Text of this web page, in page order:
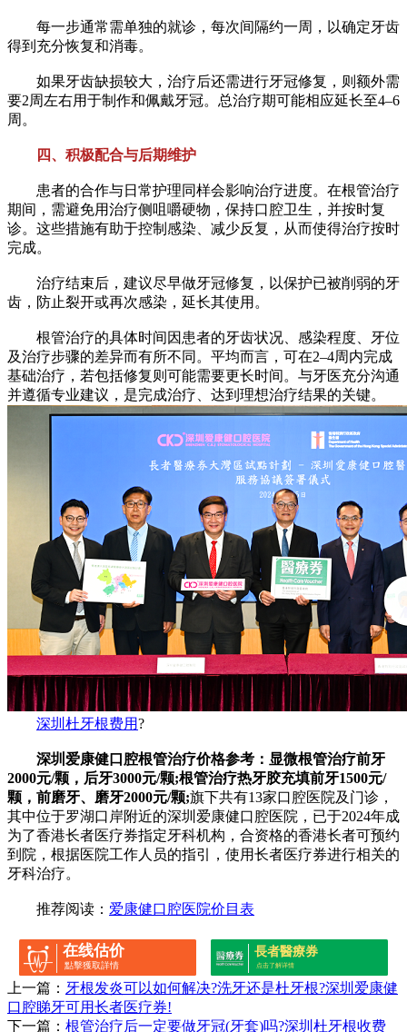
每一步通常需单独的就诊，每次间隔约一周，以确定牙齿
得到充分恢复和消毒。
如果牙齿缺损较大，治疗后还需进行牙冠修复，则额外需
要2周左右用于制作和佩戴牙冠。总治疗期可能相应延长至4–6
周。
四、积极配合与后期维护
患者的合作与日常护理同样会影响治疗进度。在根管治疗
期间，需避免用治疗侧咀嚼硬物，保持口腔卫生，并按时复
诊。这些措施有助于控制感染、减少反复，从而使得治疗按时
完成。
治疗结束后，建议尽早做牙冠修复，以保护已被削弱的牙
齿，防止裂开或再次感染，延长其使用。
根管治疗的具体时间因患者的牙齿状况、感染程度、牙位
及治疗步骤的差异而有所不同。平均而言，可在2–4周内完成
基础治疗，若包括修复则可能需要更长时间。与牙医充分沟通
并遵循专业建议，是完成治疗、达到理想治疗结果的关键。
深圳杜牙根费用?
深圳爱康健口腔根管治疗价格参考：显微根管治疗前牙
2000元/颗，后牙3000元/颗;根管治疗热牙胶充填前牙1500元/
颗，前磨牙、磨牙2000元/颗;旗下共有13家口腔医院及门诊，
其中位于罗湖口岸附近的深圳爱康健口腔医院，已于2024年成
为了香港长者医疗券指定牙科机构，合资格的香港长者可预约
到院，根据医院工作人员的指引，使用长者医疗券进行相关的
牙科治疗。
推荐阅读： 爱康健口腔医院价目表
在线估价
點擊獲取詳情
長者醫療券
点击了解详情
上一篇： 牙根发炎可以如何解决?洗牙还是杜牙根?深圳爱康健
口腔睇牙可用长者医疗券!
下一篇： 根管治疗后一定要做牙冠(牙套)吗?深圳杜牙根收费